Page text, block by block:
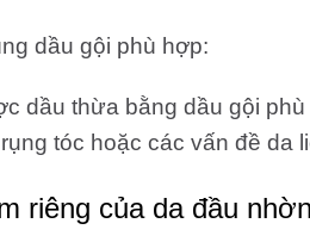
dầu gội phù hợp:
dầu thừa bằng dầu gội
tóc hoặc các vấn đề da
riêng của da đầu nhờn